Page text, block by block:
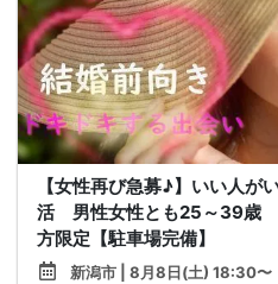
【女性再び急募♪】いい人が
活 男性女性とも25～39歳
方限定【駐車場完備】
新潟市 | 8月8日(土) 18:30〜